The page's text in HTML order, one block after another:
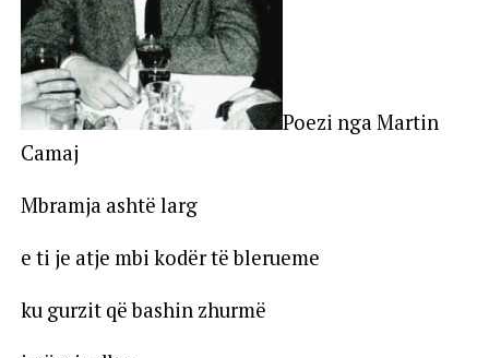
Poezi nga Martin
Camaj
Mbramja ashtë larg
e ti je atje mbi kodër të blerueme
ku gurzit që bashin zhurmë